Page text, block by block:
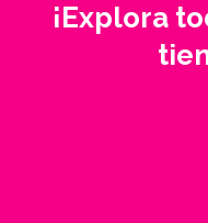
¡Explora